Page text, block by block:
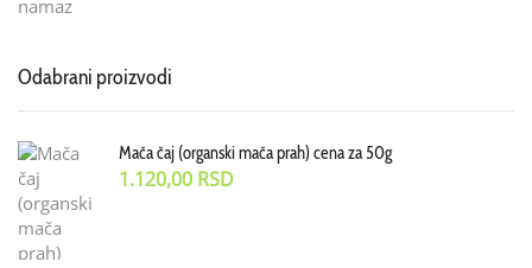
Odabrani proizvodi
Mača čaj (organski mača prah) cena za 50g
1.120,00 RSD